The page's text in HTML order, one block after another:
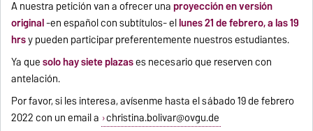
A nuestra petición van a ofrecer unaproyección en versión
original-en español con subtítulos- ellunes 21 de febrero, a las 19
hrsy pueden participar preferentemente nuestros estudiantes.
Ya quesolo hay siete plazases necesario que reserven con
antelación.
Por favor, si les interesa, avísenme hasta el sábado 19 de febrero
2022 con un email a christina.bolivar@ovgu.de